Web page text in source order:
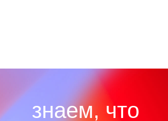
знаем, что